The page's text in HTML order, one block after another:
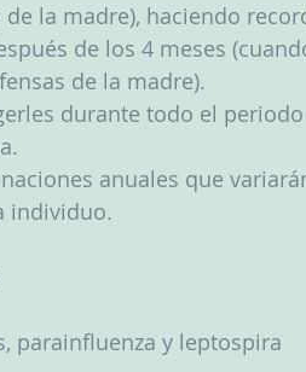
la madre), haciendo
de los 4 meses
de la madre).
durante todo el
anuales que
individuo.
parainfluenza y leptospira